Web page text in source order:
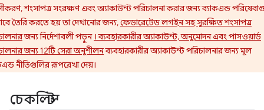
শংসাপত্র সংরক্ষণ এবং অ্যাকাউন্ট পরিচালনা করার জন্য ব্যাকএন্ড
তৈরি করতে হয় তা দেখানোর জন্য,ফেডারেটেড লগইন সহ সুরক্ষিত শংসাপত্র
জন্য নির্দেশাবলী পড়ুন । ব্যবহারকারীর অ্যাকাউন্ট, অনুমোদন এবং পাসওয়ার্ড
জন্য 12টি সেরা অনুশীলনব্যবহারকারীর অ্যাকাউন্ট পরিচালনার জন্য মূল
নীতিগুলির রূপরেখা দেয়।
চেকলিস্ট